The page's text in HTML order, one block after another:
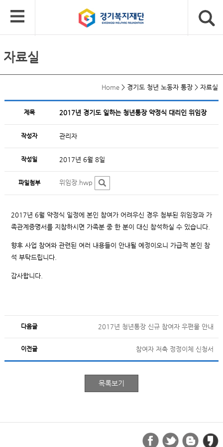
자료실
Home > 경기도 청년 노동자 통장 > 자료실
제목 2017년 경기도 일하는 청년통장 약정식 대리인 위임장
작성자 관리자
작성일 2017년 6월 8일
파일첨부 위임장.hwp
2017년 6월 약정식 일정에 본인 참여가 어려우신 경우 첨부된 위임장과 가
족관계증명서를 지참하시면 가족분 중 한 분이 대신 참석하실 수 있습니다.
향후 사업 참여와 관련된 여러 내용들이 안내될 예정이오니 가급적 본인 참
석 부탁드립니다.
감사합니다.
다음글 2017년 청년통장 신규 참여자 우편물 안내
이전글 참여자 저축 정정이체 신청서